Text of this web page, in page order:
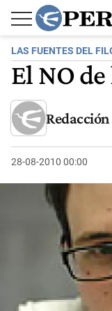
LAS FUENTES DEL
El NO
28-08-2010 00:00